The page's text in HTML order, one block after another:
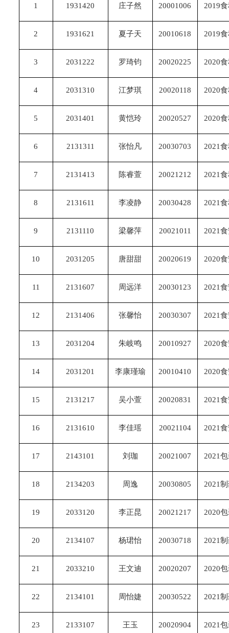
1 1931420 庄子然 20001006 2019
2 1931621 夏子天 20010618 2019
3 2031222 罗琦钧 20020225 2020
4 2031310 江梦琪 20020118 2020
5 2031401 黄恺玲 20020527 2020
6 2131311 张怡凡 20030703 2021
7 2131413 陈睿萱 20021212 2021
8 2131611 李凌静 20030428 2021
9 2131110 梁馨萍 20021011 2021
10 2031205 唐甜甜 20020619 2020
11 2131607 周远洋 20030123 2021
12 2131406 张馨怡 20030307 2021
13 2031204 朱岐鸣 20010927 2020
14 2031201 李康瑾瑜 20010410 2020
15 2131217 吴小萱 20020831 2021
16 2131610 李佳瑶 20021104 2021
17 2143101 刘珈 20021007 2021
18 2134203 周逸 20030805 2021
19 2033120 李正昆 20021217 2020
20 2134107 杨珺怡 20030718 2021
21 2033210 王文迪 20020207 2020
22 2134101 周怡婕 20030522 2021
23 2133107 王玉 20020904 2021